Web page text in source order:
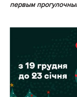
первым